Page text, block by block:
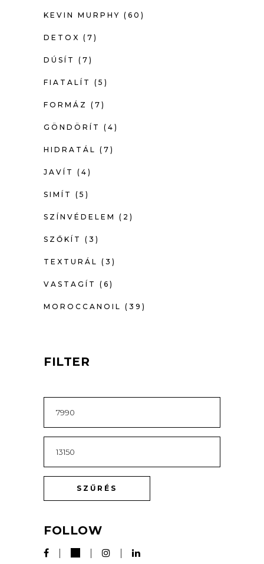
KEVIN MURPHY (60)
DETOX (7)
DÚSÍT (7)
FIATALÍT (5)
FORMÁZ (7)
GÖNDÖRÍT (4)
HIDRATÁL (7)
JAVÍT (4)
SIMÍT (5)
SZÍNVÉDELEM (2)
SZŐKÍT (3)
TEXTURÁL (3)
VASTAGÍT (6)
MOROCCANOIL (39)
FILTER
ÁR
ÁR
SZŰRÉS
FOLLOW